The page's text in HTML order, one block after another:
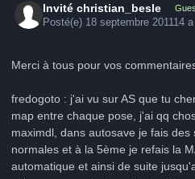
Invité christian_besle
Posté(e) 18 septembre 201114 a
Merci à tous pour vos
fredogoto : j'ai vu sur AS que tu
map entre chaque pose, j'ai qq
maximdl, dans autosave je fais
normales et à la 5ème je refais la
automatique et ainsi de suite